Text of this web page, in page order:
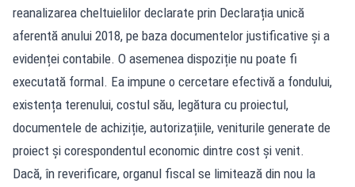
reanalizarea cheltuielilor declarate prin Declarația unică
aferentă anului 2018, pe baza documentelor justificative și a
evidenței contabile. O asemenea dispoziție nu poate fi
executată formal. Ea impune o cercetare efectivă a fondului,
existența terenului, costul său, legătura cu proiectul,
documentele de achiziție, autorizațiile, veniturile generate de
proiect și corespondentul economic dintre cost și venit.
Dacă, în reverificare, organul fiscal se limitează din nou la